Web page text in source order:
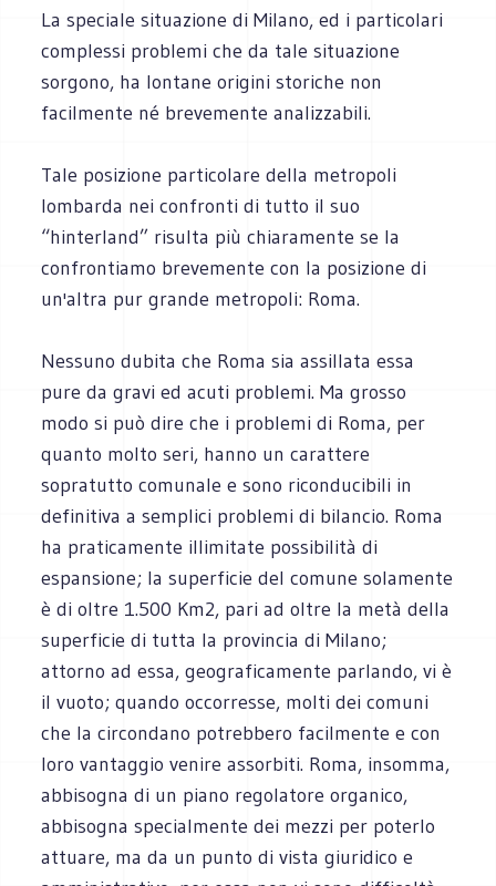
La speciale situazione di Milano, ed i particolari
complessi problemi che da tale situazione
sorgono, ha lontane origini storiche non
facilmente né brevemente analizzabili.
Tale posizione particolare della metropoli
lombarda nei confronti di tutto il suo
“hinterland” risulta più chiaramente se la
confrontiamo brevemente con la posizione di
un'altra pur grande metropoli: Roma.
Nessuno dubita che Roma sia assillata essa
pure da gravi ed acuti problemi. Ma grosso
modo si può dire che i problemi di Roma, per
quanto molto seri, hanno un carattere
sopratutto comunale e sono riconducibili in
definitiva a semplici problemi di bilancio. Roma
ha praticamente illimitate possibilità di
espansione; la superficie del comune solamente
è di oltre 1.500 Km2, pari ad oltre la metà della
superficie di tutta la provincia di Milano;
attorno ad essa, geograficamente parlando, vi è
il vuoto; quando occorresse, molti dei comuni
che la circondano potrebbero facilmente e con
loro vantaggio venire assorbiti. Roma, insomma,
abbisogna di un piano regolatore organico,
abbisogna specialmente dei mezzi per poterlo
attuare, ma da un punto di vista giuridico e